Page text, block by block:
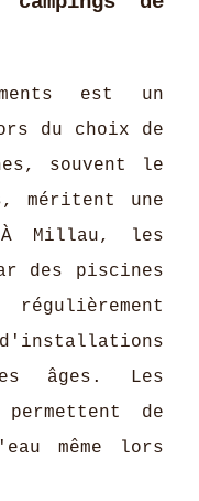
est un
du choix de
souvent le
méritent une
Millau, les
des piscines
âges. Les
de
même lors